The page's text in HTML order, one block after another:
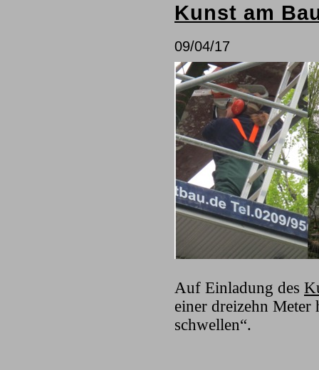
Kunst am
09/04/17
Auf Einladung des
einer dreizehn Meter
schwellen“.